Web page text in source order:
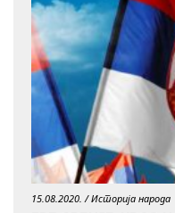
15.08.2020. /Историја народа